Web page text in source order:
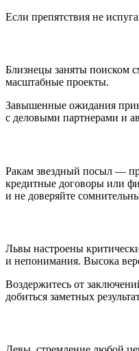
Если препятствия не
Близнецы заняты поиском
масштабные проекты.
Завышенные ожидания
с деловыми партнерами и
Ракам звездный посыл —
кредитные договоры или
и не доверяйте
Львы настроены
и непонимания. Высока
Воздержитесь от
добиться заметных